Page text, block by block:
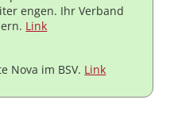
engen. Ihr Verband
Link
Nova im BSV. Link